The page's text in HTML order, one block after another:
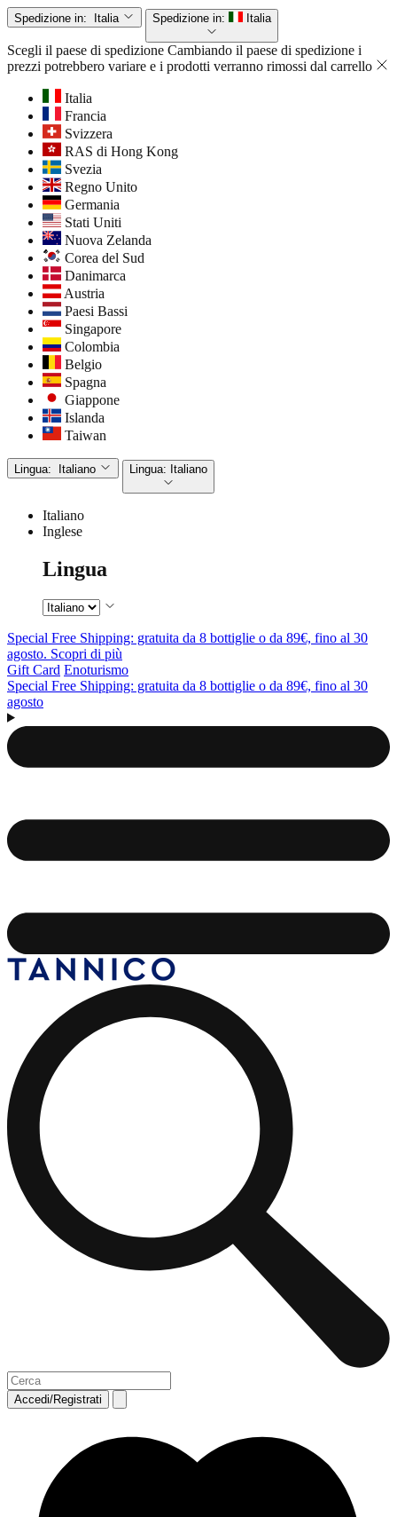
Spedizione in: Italia Spedizione in: Italia
Scegli il paese di spedizione Cambiando il paese di spedizione i
prezzi potrebbero variare e i prodotti verranno rimossi dal carrello
Italia
Francia
Svizzera
RAS di Hong Kong
Svezia
Regno Unito
Germania
Stati Uniti
Nuova Zelanda
Corea del Sud
Danimarca
Austria
Paesi Bassi
Singapore
Colombia
Belgio
Spagna
Giappone
Islanda
Taiwan
Lingua: Italiano Lingua: Italiano
Italiano
Inglese
Lingua
Special Free Shipping: gratuita da 8 bottiglie o da 89€, fino al 30
agosto. Scopri di più
Gift Card Enoturismo
Special Free Shipping: gratuita da 8 bottiglie o da 89€, fino al 30
agosto
Accedi/Registrati